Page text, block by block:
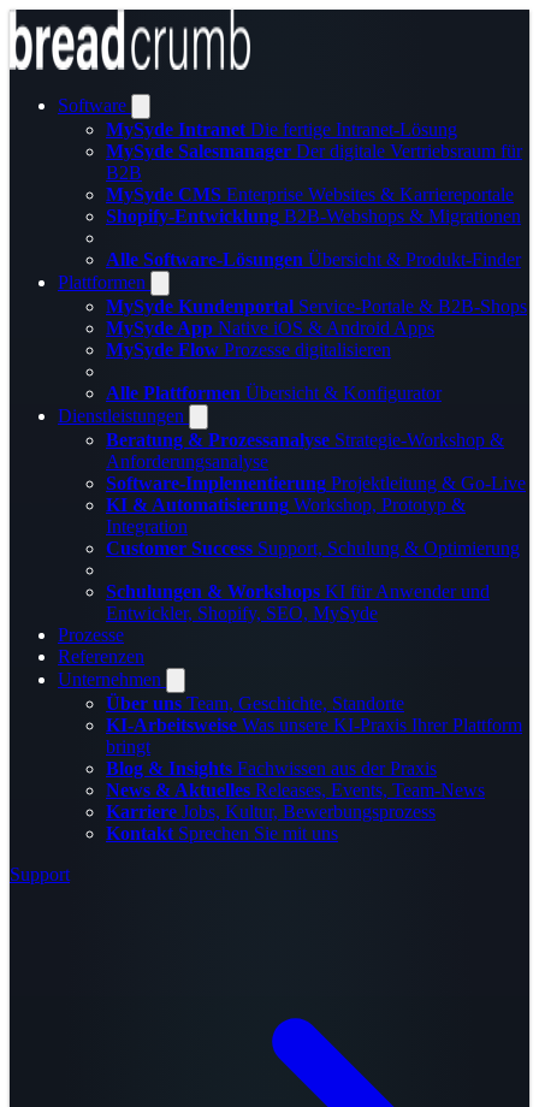
Software
MySyde Intranet Die fertige Intranet-Lösung
MySyde Salesmanager Der digitale Vertriebsraum für
B2B
MySyde CMS Enterprise Websites & Karriereportale
Shopify-Entwicklung B2B-Webshops & Migrationen
Alle Software-Lösungen Übersicht & Produkt-Finder
Plattformen
MySyde Kundenportal Service-Portale & B2B-Shops
MySyde App Native iOS & Android Apps
MySyde Flow Prozesse digitalisieren
Alle Plattformen Übersicht & Konfigurator
Dienstleistungen
Beratung & Prozessanalyse Strategie-Workshop &
Anforderungsanalyse
Software-Implementierung Projektleitung & Go-Live
KI & Automatisierung Workshop, Prototyp &
Integration
Customer Success Support, Schulung & Optimierung
Schulungen & Workshops KI für Anwender und
Entwickler, Shopify, SEO, MySyde
Prozesse
Referenzen
Unternehmen
Über uns Team, Geschichte, Standorte
KI-Arbeitsweise Was unsere KI-Praxis Ihrer Plattform
bringt
Blog & Insights Fachwissen aus der Praxis
News & Aktuelles Releases, Events, Team-News
Karriere Jobs, Kultur, Bewerbungsprozess
Kontakt Sprechen Sie mit uns
Support